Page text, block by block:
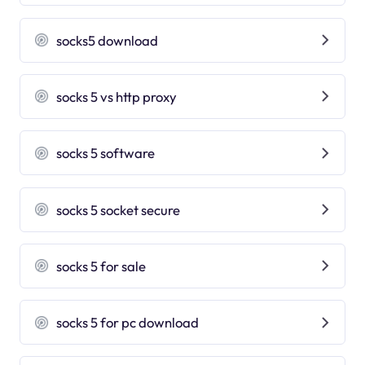
socks5 download
socks 5 vs http proxy
socks 5 software
socks 5 socket secure
socks 5 for sale
socks 5 for pc download